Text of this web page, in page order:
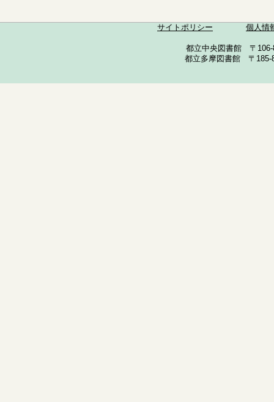
サイトポリシー 個人情
都立中央図書館 〒
都立多摩図書館 〒185-